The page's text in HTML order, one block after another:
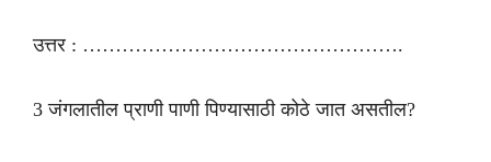
उत्तर : ………………………………………….
3 जंगलातील प्राणी पाणी पिण्यासाठी कोठे जात असतील?